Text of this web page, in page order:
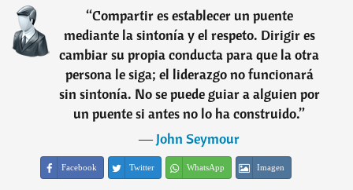
“Compartir es establecer un puente
mediante la sintonía y el respeto. Dirigir es
cambiar su propia conducta para que la otra
persona le siga; el liderazgo no funcionará
sin sintonía. No se puede guiar a alguien por
un puente si antes no lo ha construido.”
―John Seymour
Facebook Twitter WhatsApp Imagen